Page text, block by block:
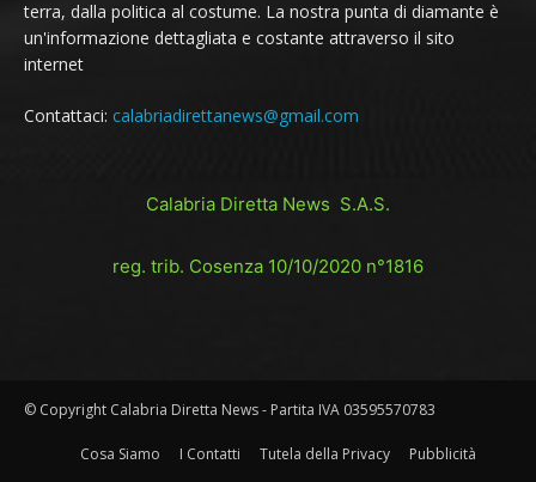
terra, dalla politica al costume. La nostra punta di diamante è
un'informazione dettagliata e costante attraverso il sito
internet
Contattaci: calabriadirettanews@gmail.com
Calabria Diretta News S.A.S.
reg. trib. Cosenza 10/10/2020 n°1816
© Copyright Calabria Diretta News - Partita IVA 03595570783
Cosa Siamo I Contatti Tutela della Privacy Pubblicità